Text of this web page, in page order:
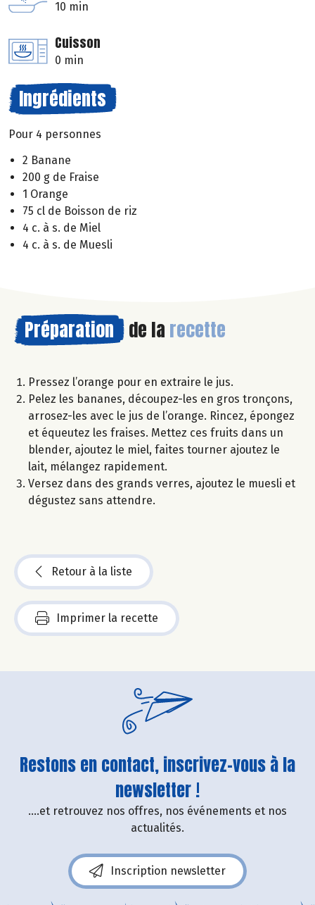
10 min
Cuisson
0 min
Ingrédients
Pour 4 personnes
2 Banane
200 g de Fraise
1 Orange
75 cl de Boisson de riz
4 c. à s. de Miel
4 c. à s. de Muesli
Préparation de la recette
Pressez l’orange pour en extraire le jus.
Pelez les bananes, découpez-les en gros tronçons,
arrosez-les avec le jus de l’orange. Rincez, épongez
et équeutez les fraises. Mettez ces fruits dans un
blender, ajoutez le miel, faites tourner ajoutez le
lait, mélangez rapidement.
Versez dans des grands verres, ajoutez le muesli et
dégustez sans attendre.
Retour à la liste
Imprimer la recette
Restons en contact, inscrivez-vous à la
newsletter !
....et retrouvez nos offres, nos événements et nos
actualités.
Inscription newsletter